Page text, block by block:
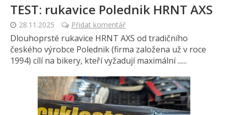
TEST: rukavice Polednik HRNT AXS
28.11.2025 Přidat komentář
Dlouhoprsté rukavice HRNT AXS od tradičního
českého výrobce Polednik (firma založena už v roce
1994) cílí na bikery, kteří vyžadují maximální ......